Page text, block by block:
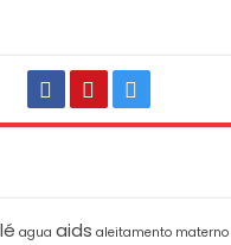
agua aids aleitamento materno